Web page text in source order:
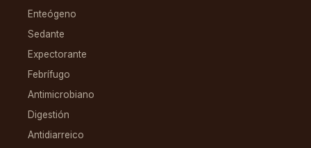
Enteógeno
Sedante
Expectorante
Febrífugo
Antimicrobiano
Digestión
Antidiarreico